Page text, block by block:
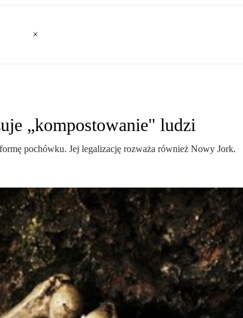
„kompostowanie" ludzi
pochówku. Jej legalizację rozważa również Nowy Jork.